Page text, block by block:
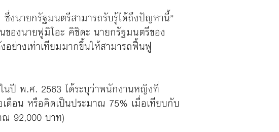
ซึ่งนายกรัฐมนตรีสามารถรับรู้ได้ถึงปัญหานี้”
ของนายฟูมิโอะ คิชิดะ นายกรัฐมนตรีของ
ย่างเท่าเทียมมากขึ้นให้สามารถฟื้นฟู
นปี พ.ศ. 2563 ได้ระบุว่าพนักงานหญิงที่
เดือน หรือคิดเป็นประมาณ 75% เมื่อเทียบกับ
ณ 92,000 บาท)